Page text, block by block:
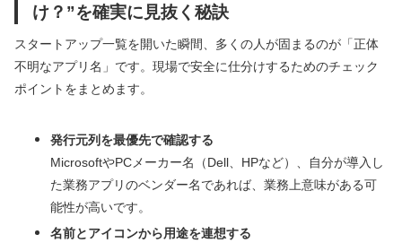
け？”を確実に見抜く秘訣
スタートアップ一覧を開いた瞬間、多くの人が固まるのが「正体
不明なアプリ名」です。現場で安全に仕分けするためのチェック
ポイントをまとめます。
発行元列を最優先で確認する
MicrosoftやPCメーカー名（Dell、HPなど）、自分が導入し
た業務アプリのベンダー名であれば、業務上意味がある可
能性が高いです。
名前とアイコンから用途を連想する